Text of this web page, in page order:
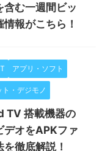
含む一週間ビッ
報がこちら！
アプリ・ソフト
ト・デジモノ
TV 搭載機器の
デオをAPKファ
徹底解説！